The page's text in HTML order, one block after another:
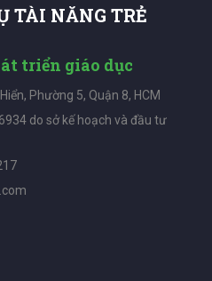
TÀI NĂNG TRẺ
triển giáo dục
Phường 5, Quận 8, HCM
do sở kế hoạch và đầu tư